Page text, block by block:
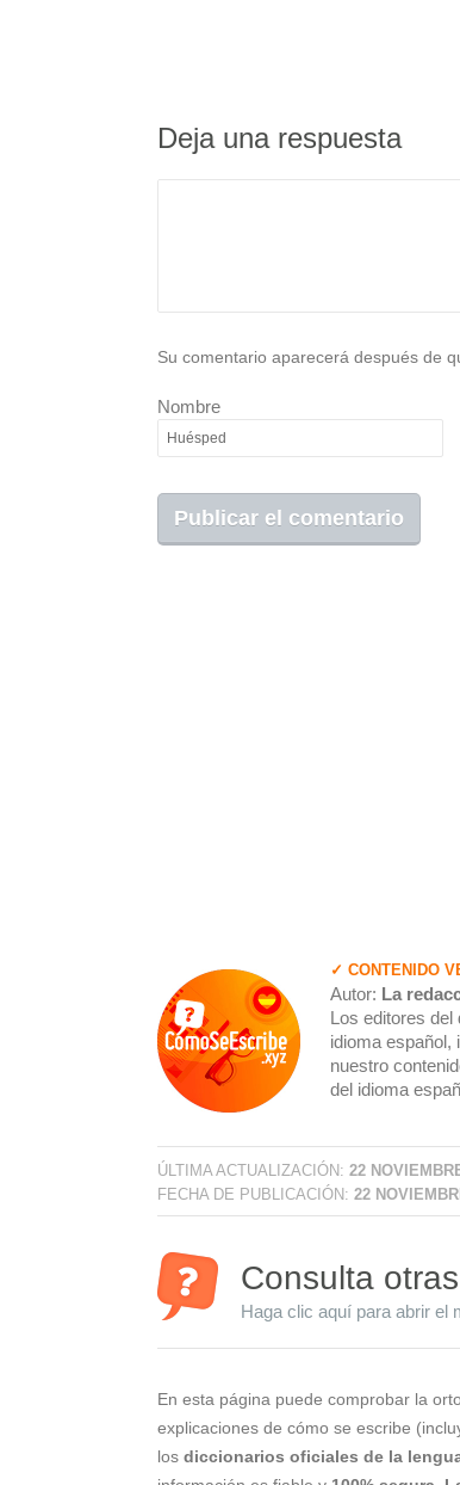
Deja una respuesta
Su comentario aparecerá después de
Nombre
✓ CONTENIDO
Autor: La
Los editores
idioma español,
nuestro
del idioma
ÚLTIMA ACTUALIZACIÓN: 22
FECHA DE PUBLICACIÓN: 22
Consulta
Haga clic aquí para abrir el
En esta página puede comprobar la
explicaciones de cómo se escribe
los diccionarios oficiales de la